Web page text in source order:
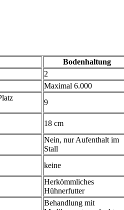
Bodenhaltung
2
Maximal 6.000
9
18 cm
Nein, nur Aufenthalt im
Stall
keine
Herkömmliches
Hühnerfutter
Behandlung mit